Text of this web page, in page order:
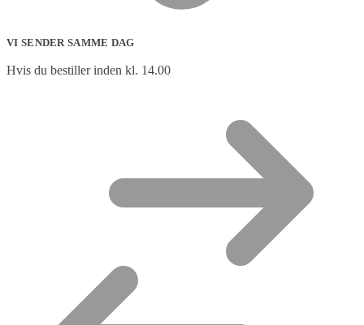
VI SENDER SAMME DAG
Hvis du bestiller inden kl. 14.00